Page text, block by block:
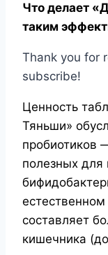
Что делает
таким
Thank you for
subscribe!
Ценность
Тяньши»
пробиотиков
полезных для
составляет
кишечника